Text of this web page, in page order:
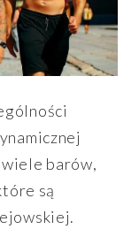
barów,
są